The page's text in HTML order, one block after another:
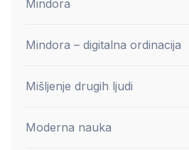
Mindora
Mindora – digitalna ordinacija
Mišljenje drugih ljudi
Moderna nauka